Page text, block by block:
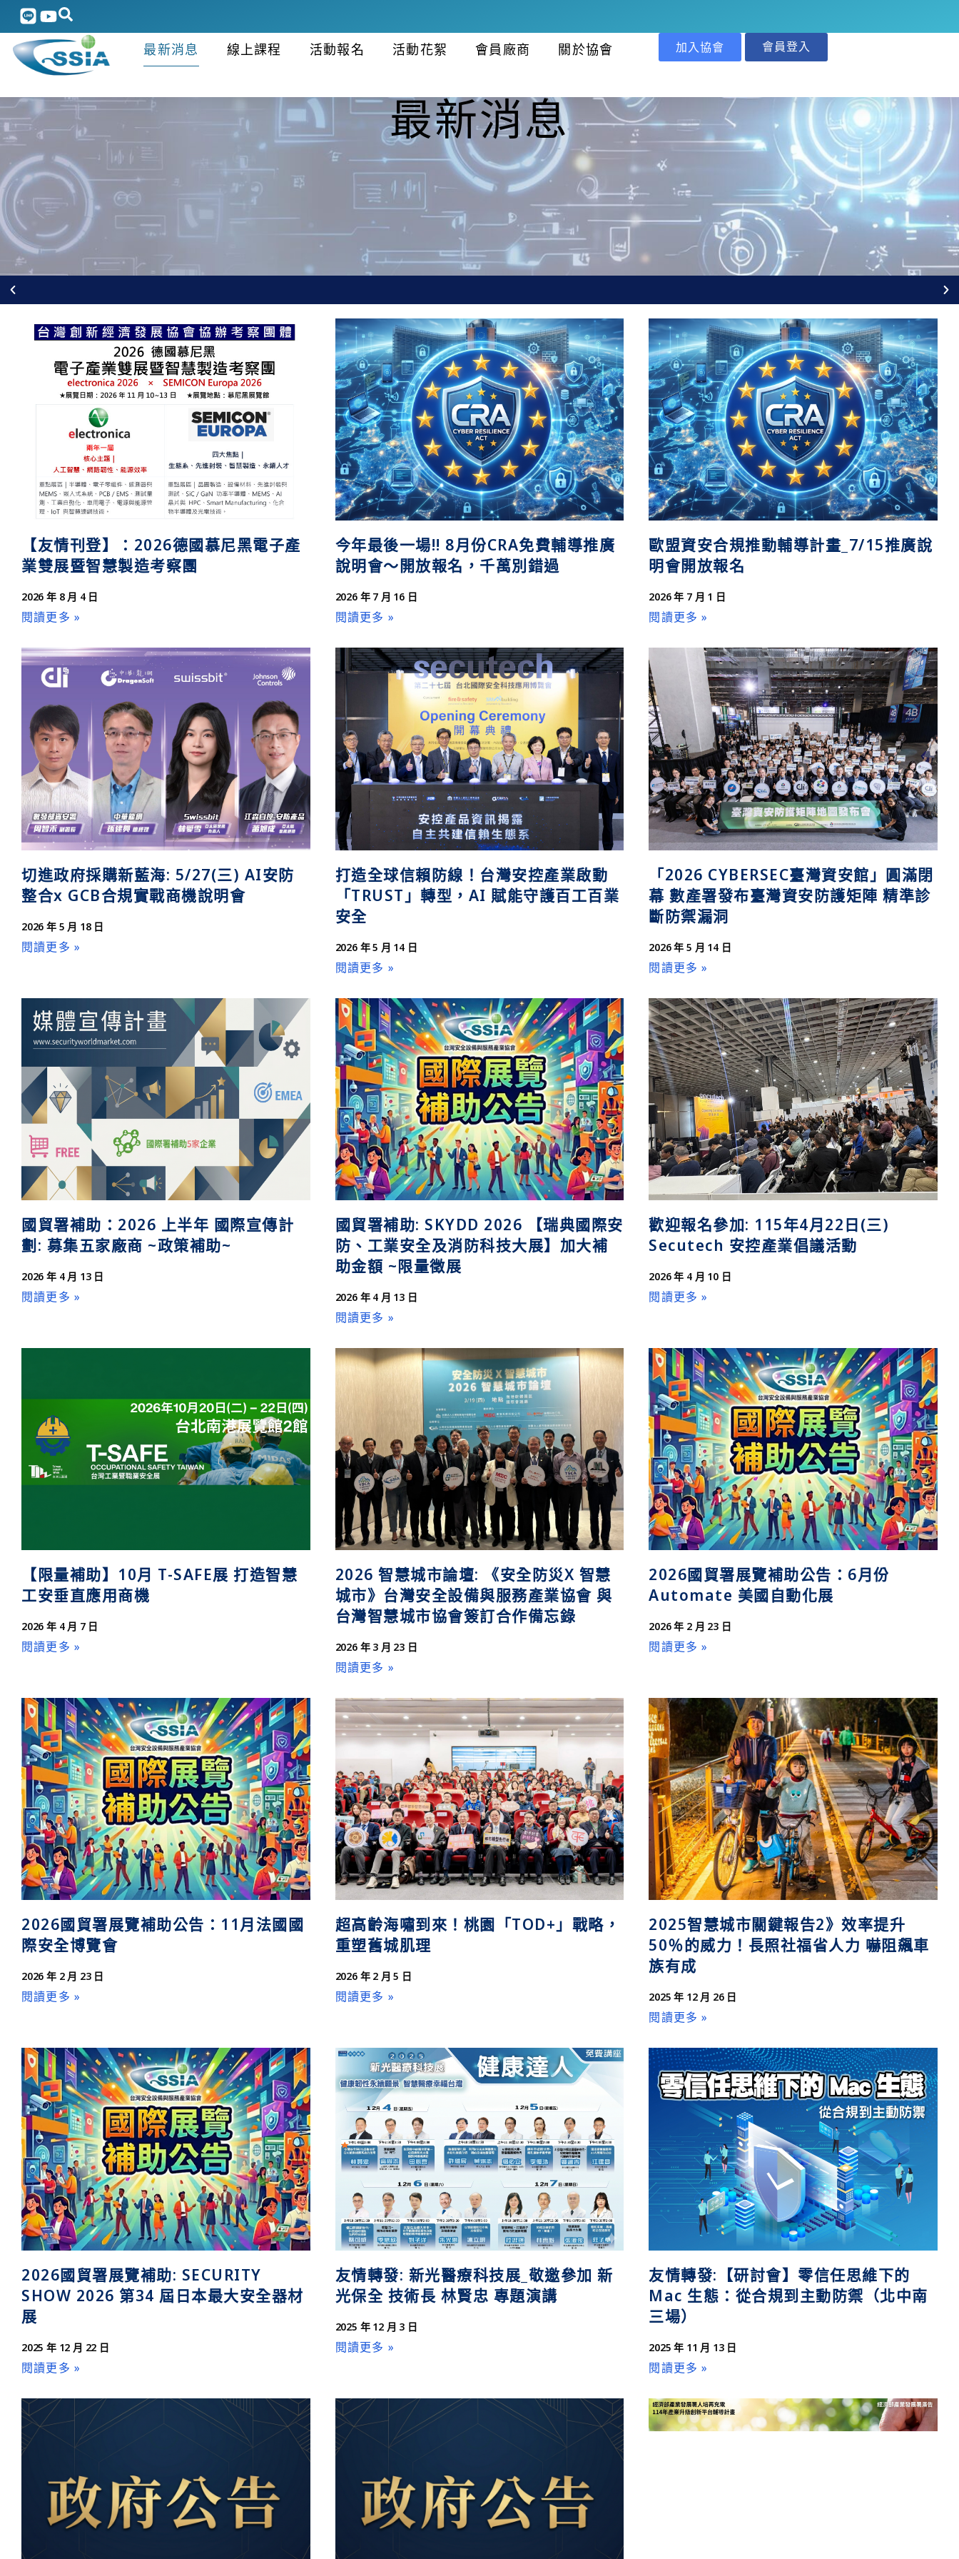
最新消息 線上課程 活動報名 活動花絮 會員廠商 關於協會 加入協會 會員登入
最新消息
【限量補助】10月 T-SAFE展 打造智慧工安垂直應用商機
【友情刊登】：2026德國慕尼黑電子產
業雙展暨智慧製造考察團
2026 年 8 月 4 日
閱讀更多 »
今年最後一場!! 8月份CRA免費輔導推廣
說明會～開放報名，千萬別錯過
2026 年 7 月 16 日
閱讀更多 »
歐盟資安合規推動輔導計畫_7/15推廣說
明會開放報名
2026 年 7 月 1 日
閱讀更多 »
切進政府採購新藍海: 5/27(三) AI安防
整合x GCB合規實戰商機說明會
2026 年 5 月 18 日
閱讀更多 »
打造全球信賴防線！台灣安控產業啟動
「TRUST」轉型，AI 賦能守護百工百業
安全
2026 年 5 月 14 日
閱讀更多 »
「2026 CYBERSEC臺灣資安館」圓滿閉
幕 數產署發布臺灣資安防護矩陣 精準診
斷防禦漏洞
2026 年 5 月 14 日
閱讀更多 »
國貿署補助：2026 上半年 國際宣傳計
劃: 募集五家廠商 ~政策補助~
2026 年 4 月 13 日
閱讀更多 »
國貿署補助: SKYDD 2026 【瑞典國際安
防、工業安全及消防科技大展】加大補
助金額 ~限量徵展
2026 年 4 月 13 日
閱讀更多 »
歡迎報名參加: 115年4月22日(三)
Secutech 安控產業倡議活動
2026 年 4 月 10 日
閱讀更多 »
【限量補助】10月 T-SAFE展 打造智慧
工安垂直應用商機
2026 年 4 月 7 日
閱讀更多 »
2026 智慧城市論壇: 《安全防災X 智慧
城市》台灣安全設備與服務產業協會 與
台灣智慧城市協會簽訂合作備忘錄
2026 年 3 月 23 日
閱讀更多 »
2026國貿署展覽補助公告：6月份
Automate 美國自動化展
2026 年 2 月 23 日
閱讀更多 »
2026國貿署展覽補助公告：11月法國國
際安全博覽會
2026 年 2 月 23 日
閱讀更多 »
超高齡海嘯到來！桃園「TOD+」戰略，
重塑舊城肌理
2026 年 2 月 5 日
閱讀更多 »
2025智慧城市關鍵報告2》效率提升
50％的威力！長照社福省人力 嚇阻飆車
族有成
2025 年 12 月 26 日
閱讀更多 »
2026國貿署展覽補助: SECURITY
SHOW 2026 第34 屆日本最大安全器材
展
2025 年 12 月 22 日
閱讀更多 »
友情轉發: 新光醫療科技展_敬邀參加 新
光保全 技術長 林賢忠 專題演講
2025 年 12 月 3 日
閱讀更多 »
友情轉發:【研討會】零信任思維下的
Mac 生態：從合規到主動防禦（北中南
三場）
2025 年 11 月 13 日
閱讀更多 »